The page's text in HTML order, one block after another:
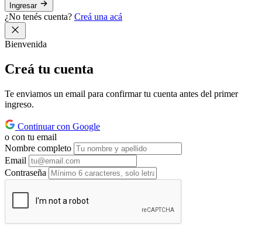
Ingresar
¿No tenés cuenta? Creá una acá
Bienvenida
Creá tu cuenta
Te enviamos un email para confirmar tu cuenta antes del primer
ingreso.
Continuar con Google
o con tu email
Nombre completo
Email
Contraseña